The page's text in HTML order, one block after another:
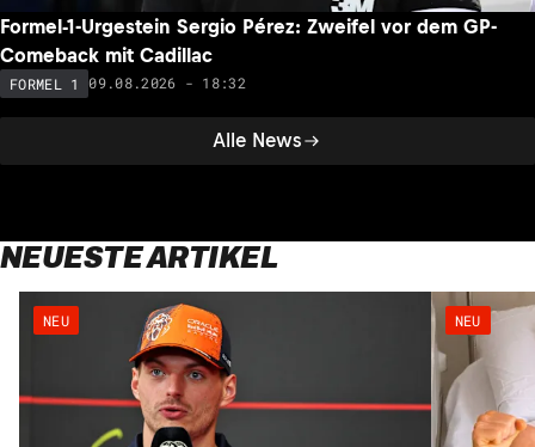
Alle News
Formel-1-Urgestein Sergio Pérez: Zweifel vor dem GP-
Comeback mit Cadillac
FORMEL 1 09.08.2026 - 18:32
NEUESTE ARTIKEL
NEU NEU